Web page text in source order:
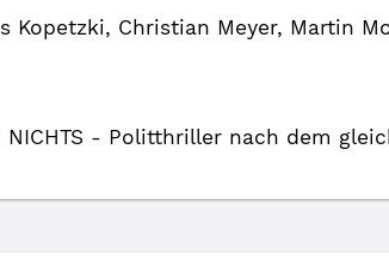
Kopetzki, Christian Meyer, Martin
NICHTS - Politthriller nach dem